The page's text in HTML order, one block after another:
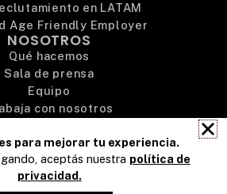
en LATAM
Age Friendly Employer
NOSOTROS
Qué hacemos
Sala de prensa
Equipo
con nosotros
Contacto
para mejorar tu experiencia.
aceptás nuestra política de
privacidad.